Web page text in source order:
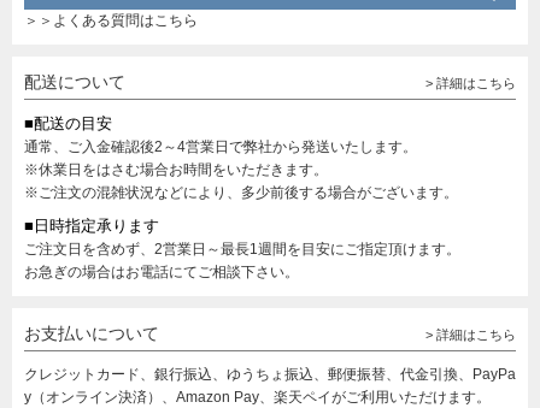
＞＞よくある質問はこちら
配送について > 詳細はこちら
■配送の目安
通常、ご入金確認後2～4営業日で弊社から発送いたします。
※休業日をはさむ場合お時間をいただきます。
※ご注文の混雑状況などにより、多少前後する場合がございます。
■日時指定承ります
ご注文日を含めず、2営業日～最長1週間を目安にご指定頂けます。
お急ぎの場合はお電話にてご相談下さい。
お支払いについて > 詳細はこちら
クレジットカード、銀行振込、ゆうちょ振込、郵便振替、代金引換、PayPa
y（オンライン決済）、Amazon Pay、楽天ペイがご利用いただけます。